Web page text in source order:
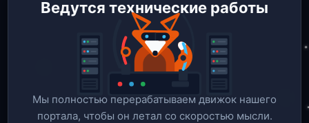
Ведутся технические работы
Мы полностью перерабатываем движок нашего
портала, чтобы он летал со скоростью мысли.